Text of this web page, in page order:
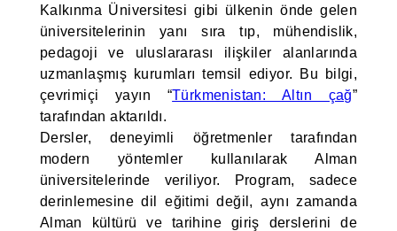
Kalkınma Üniversitesi gibi ülkenin önde gelen
üniversitelerinin yanı sıra tıp, mühendislik,
pedagoji ve uluslararası ilişkiler alanlarında
uzmanlaşmış kurumları temsil ediyor. Bu bilgi,
çevrimiçi yayın “Türkmenistan: Altın çağ”
tarafından aktarıldı.
Dersler, deneyimli öğretmenler tarafından
modern yöntemler kullanılarak Alman
üniversitelerinde veriliyor. Program, sadece
derinlemesine dil eğitimi değil, aynı zamanda
Alman kültürü ve tarihine giriş derslerini de